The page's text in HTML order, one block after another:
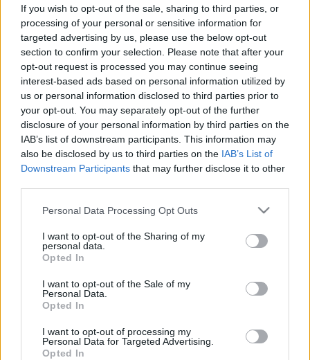
If you wish to opt-out of the sale, sharing to third parties, or
processing of your personal or sensitive information for
targeted advertising by us, please use the below opt-out
section to confirm your selection. Please note that after your
opt-out request is processed you may continue seeing
interest-based ads based on personal information utilized by
us or personal information disclosed to third parties prior to
your opt-out. You may separately opt-out of the further
disclosure of your personal information by third parties on the
IAB’s list of downstream participants. This information may
also be disclosed by us to third parties on the IAB’s List of
Downstream Participants that may further disclose it to other
Please note that this website/app uses one or more Google
not limited to your visit or usage behaviour. You may click to
grant or deny consent to Google and its third-party tags to
use your data for below specified purposes in below Google
consent section.
Personal Data Processing Opt Outs
I want to opt-out of the Sharing of my
personal data.
Opted In
I want to opt-out of the Sale of my
Personal Data.
Opted In
I want to opt-out of processing my
Personal Data for Targeted Advertising.
Opted In
csütörtökön!